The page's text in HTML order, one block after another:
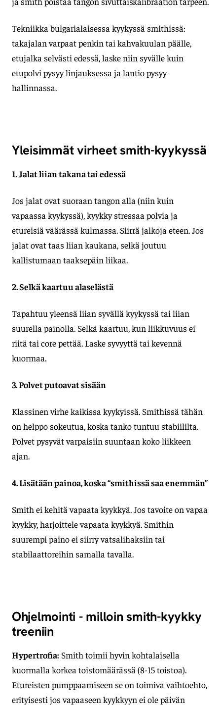
Tekniikka bulgarialaisessa kyykyssä smithissä:
takajalan varpaat penkin tai kahvakuulan päälle,
etujalka selvästi edessä, laske niin syvälle kuin
etupolvi pysyy linjauksessa ja lantio pysyy
hallinnassa.
Yleisimmät virheet smith-kyykyssä
1. Jalat liian takana tai edessä
Jos jalat ovat suoraan tangon alla (niin kuin
vapaassa kyykyssä), kyykky stressaa polvia ja
etureisiä väärässä kulmassa. Siirrä jalkoja eteen. Jos
jalat ovat taas liian kaukana, selkä joutuu
kallistumaan taaksepäin liikaa.
2. Selkä kaartuu alaselästä
Tapahtuu yleensä liian syvällä kyykyssä tai liian
suurella painolla. Selkä kaartuu, kun liikkuvuus ei
riitä tai core pettää. Laske syvyyttä tai kevennä
kuormaa.
3. Polvet putoavat sisään
Klassinen virhe kaikissa kyykyissä. Smithissä tähän
on helppo sokeutua, koska tanko tuntuu stabiililta.
Polvet pysyvät varpaisiin suuntaan koko liikkeen
ajan.
4. Lisätään painoa, koska “smithissä saa enemmän”
Smith ei kehitä vapaata kyykkyä. Jos tavoite on vapaa
kyykky, harjoittele vapaata kyykkyä. Smithin
suurempi paino ei siirry vatsalihaksiin tai
stabilaattoreihin samalla tavalla.
Ohjelmointi - milloin smith-kyykky
treeniin
Hypertrofia: Smith toimii hyvin kohtalaisella
kuormalla korkea toistomäärässä (8-15 toistoa).
Etureisten pumppaamiseen se on toimiva vaihtoehto,
erityisesti jos vapaaseen kyykkyyn ei ole päivän